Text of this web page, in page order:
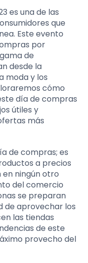
es una de las
que
Este evento
por
de
desde la
moda y los
cómo
día de compras
útiles y
más
de compras; es
a precios
ningún otro
del comercio
se preparan
de aprovechar los
las tiendas
de este
provecho del